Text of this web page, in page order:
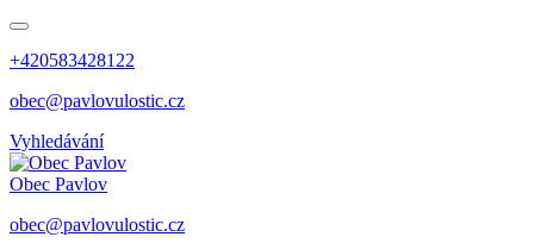
+420583428122
obec@pavlovulostic.cz
Vyhledávání
Obec Pavlov
obec@pavlovulostic.cz